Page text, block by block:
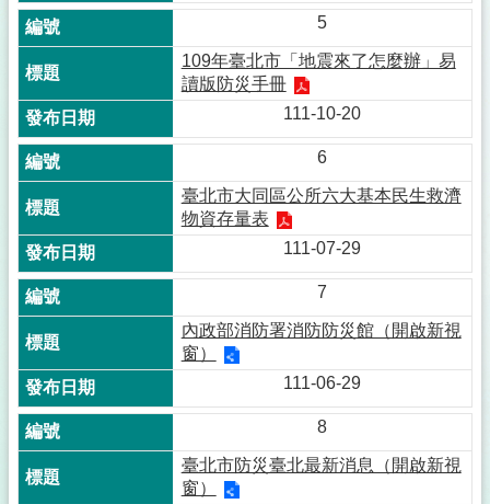
5
109年臺北市「地震來了怎麼辦」易
讀版防災手冊
111-10-20
6
臺北市大同區公所六大基本民生救濟
物資存量表
111-07-29
7
內政部消防署消防防災館（開啟新視
窗）
111-06-29
8
臺北市防災臺北最新消息（開啟新視
窗）